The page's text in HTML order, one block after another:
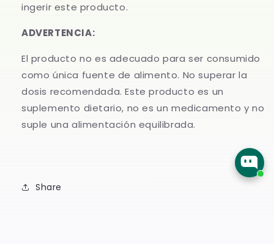
ingerir este producto.
ADVERTENCIA:
El producto no es adecuado para ser consumido
como única fuente de alimento. No superar la
dosis recomendada. Este producto es un
suplemento dietario, no es un medicamento y no
suple una alimentación equilibrada.
Share